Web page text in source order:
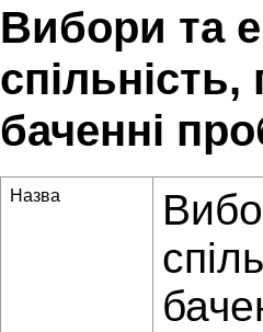
Вибори та
баченні
Назва